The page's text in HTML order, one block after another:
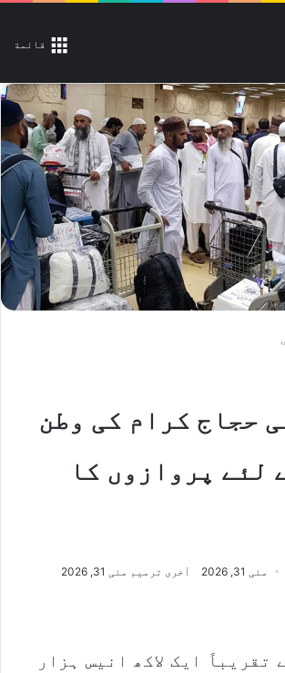
قائمة
حجاج کرام کی وطن
لئے پروازوں کا
مئی 31, 2026 آخری ترمیم مئی 31, 2026
تقریباً ایک لاکھ انیس ہزار